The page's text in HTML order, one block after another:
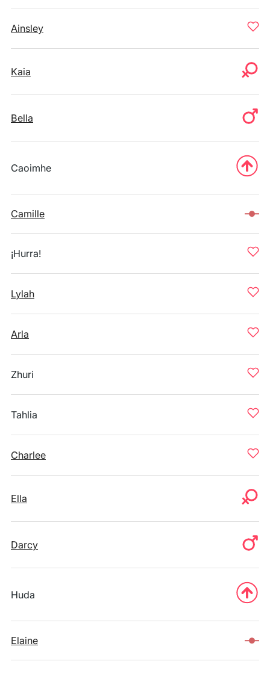
Ainsley
Kaia
Bella
Caoimhe
Camille
¡Hurra!
Lylah
Arla
Zhuri
Tahlia
Charlee
Ella
Darcy
Huda
Elaine